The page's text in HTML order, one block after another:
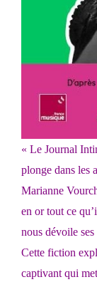
« Le Journal
plonge dans les
Marianne
en or tout ce
nous dévoile
Cette fiction
captivant qui